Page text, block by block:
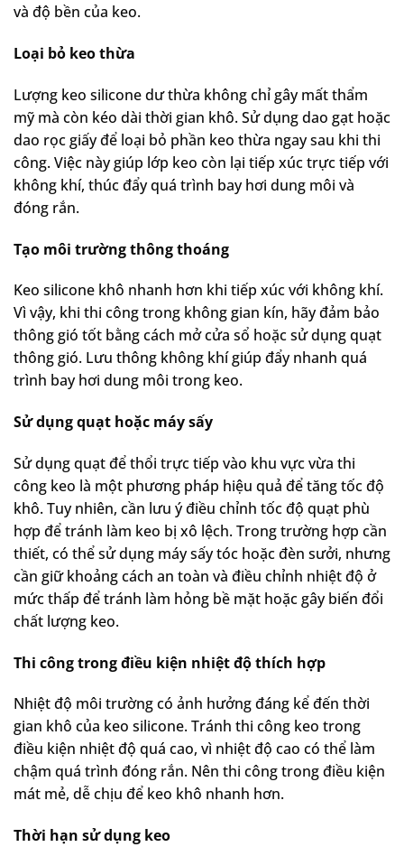
và độ bền của keo.
Loại bỏ keo thừa
Lượng keo silicone dư thừa không chỉ gây mất thẩm
mỹ mà còn kéo dài thời gian khô. Sử dụng dao gạt hoặc
dao rọc giấy để loại bỏ phần keo thừa ngay sau khi thi
công. Việc này giúp lớp keo còn lại tiếp xúc trực tiếp với
không khí, thúc đẩy quá trình bay hơi dung môi và
đóng rắn.
Tạo môi trường thông thoáng
Keo silicone khô nhanh hơn khi tiếp xúc với không khí.
Vì vậy, khi thi công trong không gian kín, hãy đảm bảo
thông gió tốt bằng cách mở cửa sổ hoặc sử dụng quạt
thông gió. Lưu thông không khí giúp đẩy nhanh quá
trình bay hơi dung môi trong keo.
Sử dụng quạt hoặc máy sấy
Sử dụng quạt để thổi trực tiếp vào khu vực vừa thi
công keo là một phương pháp hiệu quả để tăng tốc độ
khô. Tuy nhiên, cần lưu ý điều chỉnh tốc độ quạt phù
hợp để tránh làm keo bị xô lệch. Trong trường hợp cần
thiết, có thể sử dụng máy sấy tóc hoặc đèn sưởi, nhưng
cần giữ khoảng cách an toàn và điều chỉnh nhiệt độ ở
mức thấp để tránh làm hỏng bề mặt hoặc gây biến đổi
chất lượng keo.
Thi công trong điều kiện nhiệt độ thích hợp
Nhiệt độ môi trường có ảnh hưởng đáng kể đến thời
gian khô của keo silicone. Tránh thi công keo trong
điều kiện nhiệt độ quá cao, vì nhiệt độ cao có thể làm
chậm quá trình đóng rắn. Nên thi công trong điều kiện
mát mẻ, dễ chịu để keo khô nhanh hơn.
Thời hạn sử dụng keo